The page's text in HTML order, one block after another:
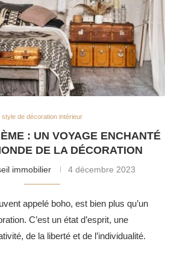
style de décoration intérieur
: UN VOYAGE ENCHANTÉ
DE LA DÉCORATION
immobilier 4 décembre 2023
appelé boho, est bien plus qu’un
C’est un état d’esprit, une
de la liberté et de l’individualité.